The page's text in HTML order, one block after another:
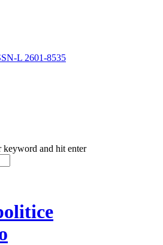
L 2601-8535
keyword and hit enter